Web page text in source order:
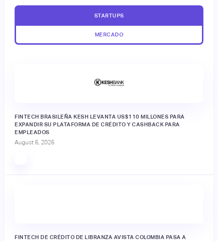
STARTUPS
MERCADO
FINTECH BRASILEÑA KESH LEVANTA US$110 MILLONES PARA
EXPANDIR SU PLATAFORMA DE CRÉDITO Y CASHBACK PARA
EMPLEADOS
August 6, 2026
FINTECH DE CRÉDITO DE LIBRANZA AVISTA COLOMBIA PASA A